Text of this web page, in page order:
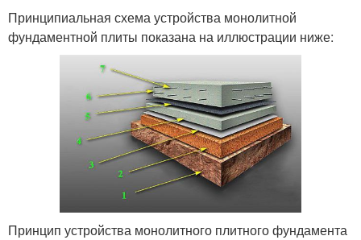
Принципиальная схема устройства монолитной
фундаментной плиты показана на иллюстрации ниже:
Принцип устройства монолитного плитного фундамента